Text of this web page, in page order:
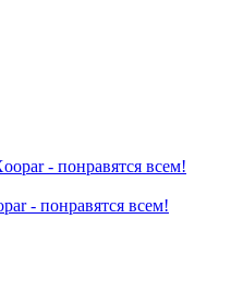
- понравятся всем!